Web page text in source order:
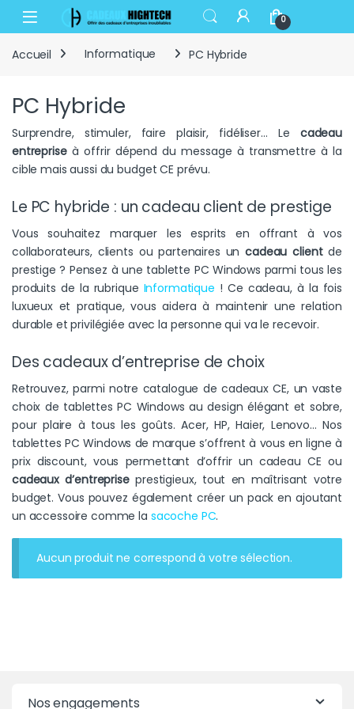
Skip to navigation
Skip to content
Open 0
Accueil Informatique PC Hybride
PC Hybride
Surprendre, stimuler, faire plaisir, fidéliser… Le cadeau
entrepriseà offrir dépend du message à transmettre à la
cible mais aussi du budget CE prévu.
Le PC hybride : un cadeau client de prestige
Vous souhaitez marquer les esprits en offrant à vos
collaborateurs, clients ou partenaires uncadeau clientde
prestige ? Pensez à une tablette PC Windows parmi tous les
produits de la rubrique Informatique ! Ce cadeau, à la fois
luxueux et pratique, vous aidera à maintenir une relation
durable et privilégiée avec la personne qui va le recevoir.
Des cadeaux d’entreprise de choix
Retrouvez, parmi notre catalogue de cadeaux CE, un vaste
choix de tablettes PC Windows au design élégant et sobre,
pour plaire à tous les goûts. Acer, HP, Haier, Lenovo… Nos
tablettes PC Windows de marque s’offrent à vous en ligne à
prix discount, vous permettant d’offrir un cadeau CE ou
cadeaux d’entrepriseprestigieux, tout en maîtrisant votre
budget. Vous pouvez également créer un pack en ajoutant
un accessoire comme la sacoche PC.
Aucun produit ne correspond à votre sélection.
Nos engagements